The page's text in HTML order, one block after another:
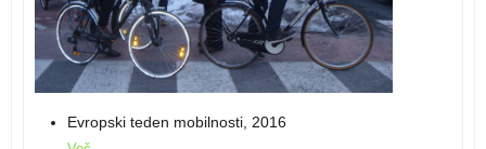
Evropski teden mobilnosti, 2016